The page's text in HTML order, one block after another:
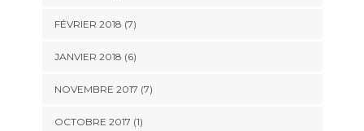
FÉVRIER 2018 (7)
JANVIER 2018 (6)
NOVEMBRE 2017 (7)
OCTOBRE 2017 (1)